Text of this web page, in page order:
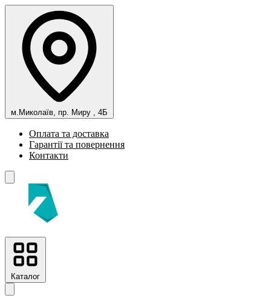
м.Миколаїв, пр. Миру , 4Б
Оплата та доставка
Гарантії та повернення
Контакти
Каталог